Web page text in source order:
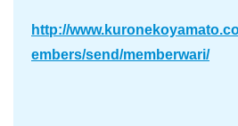
http://
embers/send/memberwari/